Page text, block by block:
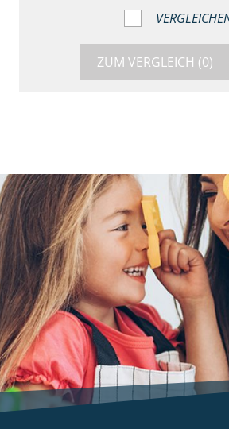
ZUM VERGLEICH (0)